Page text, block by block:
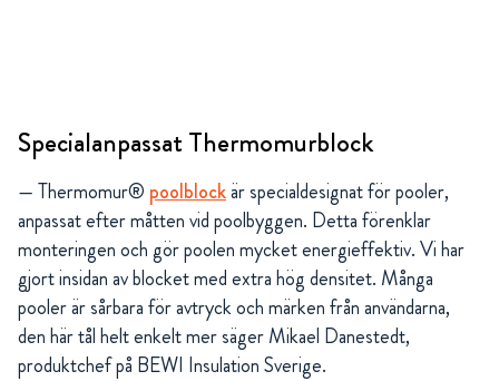
Specialanpassat Thermomurblock
— Thermomur® poolblockär specialdesignat för pooler,
anpassat efter måtten vid poolbyggen. Detta förenklar
monteringen och gör poolen mycket energieffektiv. Vi har
gjort insidan av blocket med extra hög densitet. Många
pooler är sårbara för avtryck och märken från användarna,
den här tål helt enkelt mer säger Mikael Danestedt,
produktchef på BEWI Insulation Sverige.